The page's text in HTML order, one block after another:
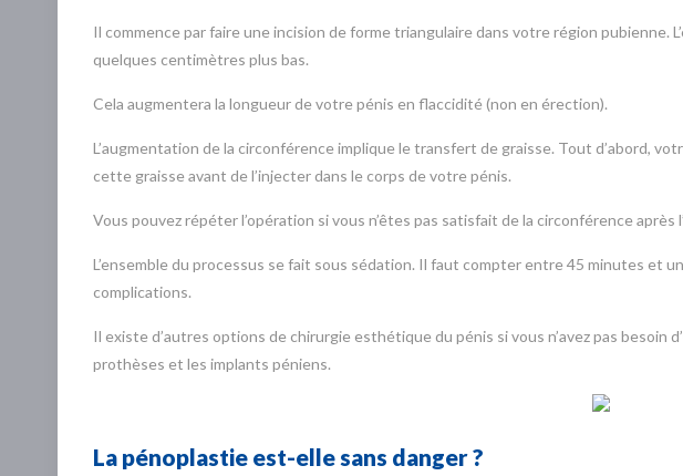
Il commence par faire une incision de forme triangulaire dans votre région
quelques centimètres plus bas.
Cela augmentera la longueur de votre pénis en flaccidité (non en érection).
L’augmentation de la circonférence implique le transfert de graisse. Tout d’abord,
cette graisse avant de l’injecter dans le corps de votre pénis.
Vous pouvez répéter l’opération si vous n’êtes pas satisfait de la circonférence après
L’ensemble du processus se fait sous sédation. Il faut compter entre 45 minutes et
complications.
Il existe d’autres options de chirurgie esthétique du pénis si vous n’avez pas besoin
prothèses et les implants péniens.
La pénoplastie est-elle sans danger ?